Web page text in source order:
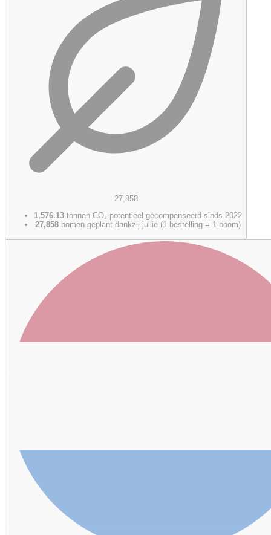
27,858
1,576.13 tonnen CO₂ potentieel gecompenseerd sinds 2022
27,858 bomen geplant dankzij jullie (1 bestelling = 1 boom)